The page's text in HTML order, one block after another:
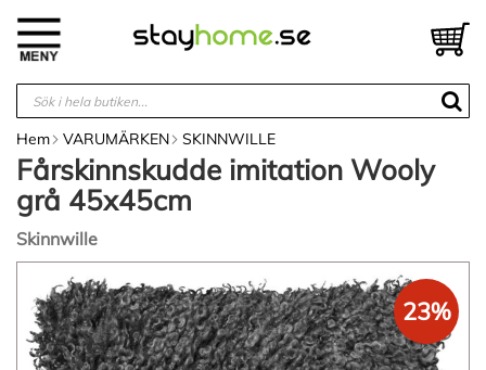
innehållet
Hem VARUMÄRKEN SKINNWILLE
Fårskinnskudde imitation Wooly
grå 45x45cm
Skinnwille
slutet
av
bildgalleriet
23%